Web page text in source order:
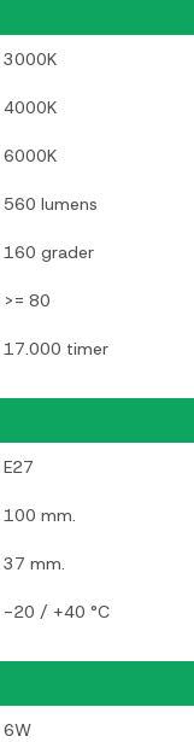
3000K
4000K
6000K
560 lumens
160 grader
>= 80
17.000 timer
E27
100 mm.
37 mm.
-20 / +40 °C
6W